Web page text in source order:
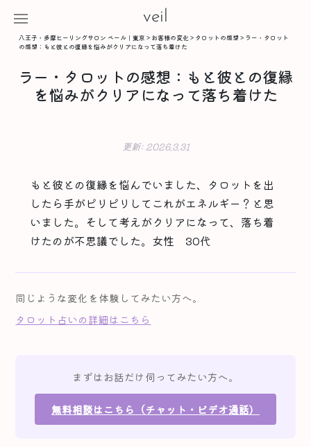
veil
八王子・多摩ヒーリングサロン ベール｜東京 > お客様の変化> タロットの感想 > ラー・タロット
の感想：もと彼との復縁を悩みがクリアになって落ち着けた
ラー・タロットの感想：もと彼との復縁
を悩みがクリアになって落ち着けた
更新: 2026.3.31
もと彼との復縁を悩んでいました、タロットを出
したら手がピリピリしてこれがエネルギー？と思
いました。そして考えがクリアになって、落ち着
けたのが不思議でした。女性 30代
同じような変化を体験してみたい方へ。
タロット占いの詳細はこちら
まずはお話だけ伺ってみたい方へ。
無料相談はこちら（チャット・ビデオ通話）